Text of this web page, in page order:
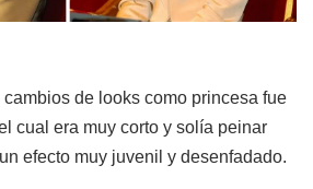
de looks como princesa fue
cual era muy corto y solía peinar
efecto muy juvenil y desenfadado.